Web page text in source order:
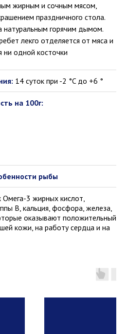
жирным и сочным мясом,
праздничного стола.
натуральным горячим дымом.
лекго отделяется от мяса и
ни одной косточки
14 суток при -2 °C до +6 °
на 100г:
рыбы
Омега-3 жирных кислот,
В, кальция, фосфора, железа,
оказывают положительный
кожи, на работу сердца и на